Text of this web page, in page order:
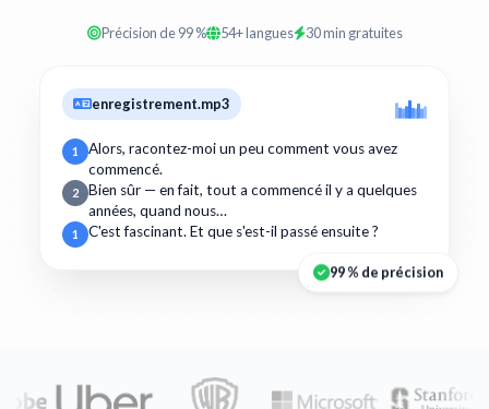
Précision de 99 % 54+ langues 30 min gratuites
enregistrement.mp3
1
Alors, racontez-moi un peu comment vous avez
commencé.
2
Bien sûr — en fait, tout a commencé il y a quelques
années, quand nous…
1 C'est fascinant. Et que s'est-il passé ensuite ?
99 % de précision